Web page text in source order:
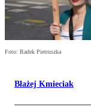
Foto: Radek Pietruszka
Błażej Kmieciak